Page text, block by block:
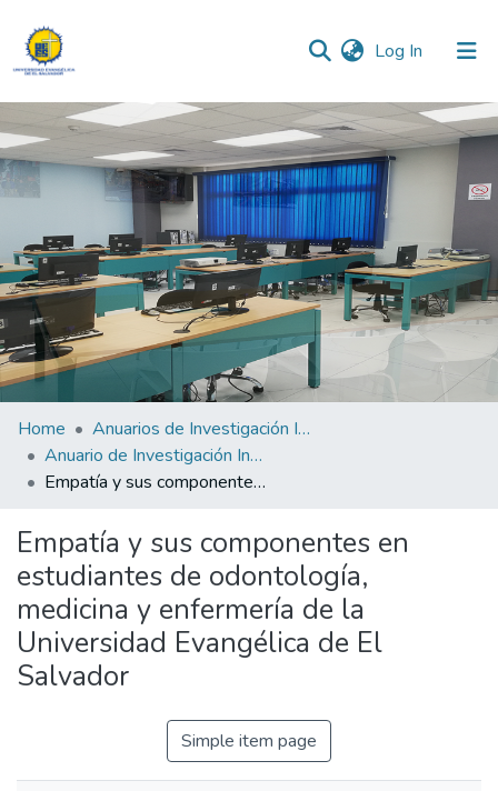
Log In (current)
Communities & Collections
All of DSpace
Home
Anuarios de Investigación Institucional
Anuario de Investigación Institucional 2016
Empatía y sus componentes en estudiantes de odontología, medicina y enfermería de la Universidad Evangélica de El Salvador
Empatía y sus componentes en
estudiantes de odontología,
medicina y enfermería de la
Universidad Evangélica de El
Salvador
Simple item page